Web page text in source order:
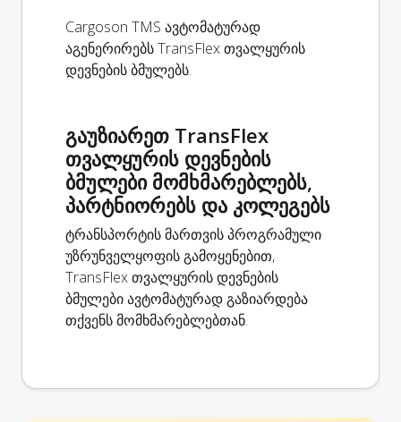
Cargoson TMS ავტომატურად
აგენერირებს TransFlex თვალყურის
დევნების ბმულებს.
გაუზიარეთ TransFlex
თვალყურის დევნების
ბმულები მომხმარებლებს,
პარტნიორებს და კოლეგებს
ტრანსპორტის მართვის პროგრამული
უზრუნველყოფის გამოყენებით,
TransFlex თვალყურის დევნების
ბმულები ავტომატურად გაზიარდება
თქვენს მომხმარებლებთან.